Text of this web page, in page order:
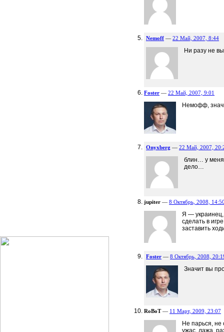
Nemoff — 22 Май, 2007, 8:44
Ни разу не
Foster — 22 Май, 2007, 9:01
Немофф,
Onyxberg — 22 Май, 2007,
блин… у меня
дело…
jupiter — 8 Октябрь, 2008,
Я —
сделать в
заставить
Foster — 8 Октябрь, 2008,
Значит вы
RoBoT— 11 Март, 2009, 23:07
Не парься,
ужас, лажа,